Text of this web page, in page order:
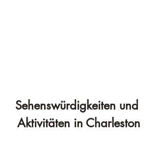
Sehenswürdigkeiten und
Aktivitäten in Charleston